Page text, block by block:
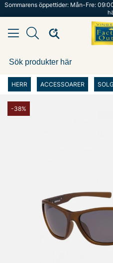
Sommarens öppettider: Mån-Fre:
HERR ACCESSOARER
-38%